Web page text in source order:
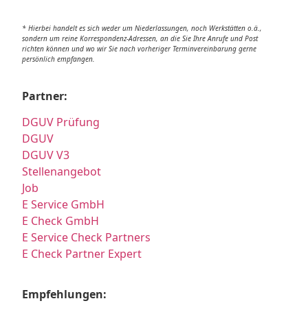
* Hierbei handelt es sich weder um Niederlassungen, noch Werkstätten o.ä.,
sondern um reine Korrespondenz-Adressen, an die Sie Ihre Anrufe und Post
richten können und wo wir Sie nach vorheriger Terminvereinbarung gerne
persönlich empfangen.
Partner:
DGUV Prüfung
DGUV
DGUV V3
Stellenangebot
Job
E Service GmbH
E Check GmbH
E Service Check Partners
E Check Partner Expert
Empfehlungen: